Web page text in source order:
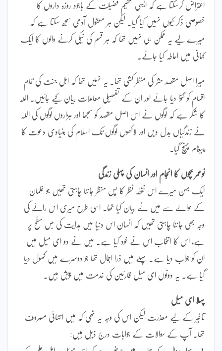
اعتراض کرسکتا ہے کہ ایسی عظیم فضیلت کے باجود روزہ داروں کا
خصوصی ذکر کیوں نہیں کیا گیا۔ لیکن ہر معقول آدمی سمجھ سکتا ہے کہ
میرے لیے یہ ممکن ہی نہیں تھا کہ ہر قسم کی نیکی کرنے والوں کا ایک
کہانی میں احاطہ کیا جائے۔
میرا اصل مقصد حشر کی منظر کشی تھا۔ یہ نہیں تھا کہ اہل جنت کی تمام
اقسام کو گنوا دیا جائے اور ان کے تفصیلی معاملات بیان کیے جائیں۔ اللہ
کا شکر ہے کہ لوگوں نے اس اصل مقصد کو سمجھا اور ہزاروں لوگوں کی اللہ
نے زندگیاں بدل دیں اور لاکھوں لوگوں تک اسلام کی بنیادی دعوت کا
پیغام پہنچ گیا۔
نوعمر بچوں کا انجام اور انسان کی پہلی زندگی
ایک بہن میرے اس نقطہ نظر کا پس منظر جاننا چاہتی تھیں جو غلمان
کے حوالے سے میں نے بیان کیا تھا۔ اسی طرح میری اس رائے کی
وجہ بھی جاننا چاہتی تھیں کہ انسان اس دنیا میں ہدایت کی جس سطح پر
ہے، اس کا انتخاب اس نے خود کیا ہے۔ میں نے دو ای میل میں
ان کو جواب دیا ہے۔ پہلے میں ذرا اجمال تھا جو دوسرے میں کھول دیا
گیا ہے۔ یہ دونوں ای میل قارئین کی خدمت میں پیش ہیں۔
پہلا ای میل
تاخیر کے لیے معذرت لیکن اس کی وجہ یہ تھی کہ میں انتہائی مصروف
تھا۔ آپ کے سوالات کے جوابات درج ذیل ہیں: